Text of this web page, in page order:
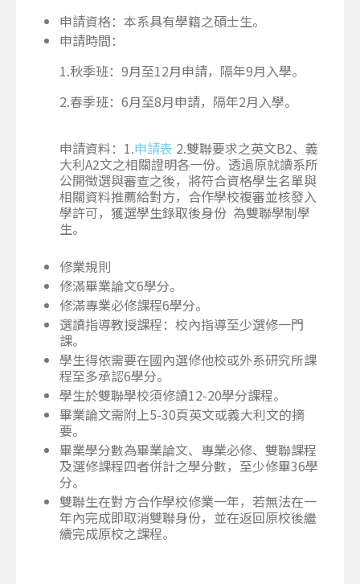
申請資格：本系具有學籍之碩士生。
申請時間：
1.秋季班：9月至12月申請，隔年9月入學。
2.春季班：6月至8月申請，隔年2月入學。
申請資料：1.申請表 2.雙聯要求之英文B2、義
大利A2文之相關證明各一份。透過原就讀系所
公開徵選與審查之後，將符合資格學生名單與
相關資料推薦給對方，合作學校複審並核發入
學許可，獲選學生錄取後身份 為雙聯學制學
生。
修業規則
修滿畢業論文6學分。
修滿專業必修課程6學分。
選讀指導教授課程：校內指導至少選修一門
課。
學生得依需要在國內選修他校或外系研究所課
程至多承認6學分。
學生於雙聯學校須修讀12-20學分課程。
畢業論文需附上5-30頁英文或義大利文的摘
要。
畢業學分數為畢業論文、專業必修、雙聯課程
及選修課程四者併計之學分數，至少修畢36學
分。
雙聯生在對方合作學校修業一年，若無法在一
年內完成即取消雙聯身份，並在返回原校後繼
續完成原校之課程。